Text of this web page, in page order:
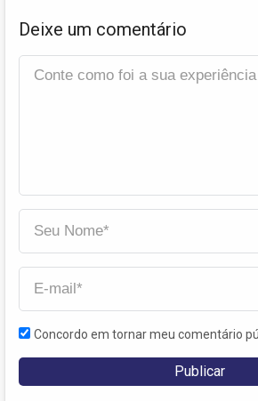
Deixe um comentário
Concordo em tornar meu comentário